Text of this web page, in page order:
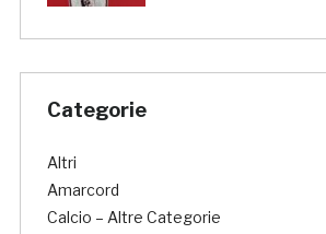
Categorie
Altri
Amarcord
Calcio – Altre Categorie